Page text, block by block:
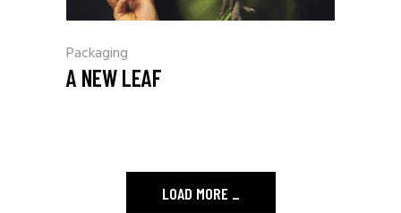
Packaging
A NEW LEAF
LOAD MORE _